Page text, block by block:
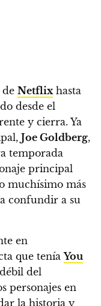
de Netflix hasta
desde el
y cierra. Ya
Joe Goldberg,
temporada
principal
muchísimo más
confundir a su
en
que teníaYou
del
personajes en
la historia y